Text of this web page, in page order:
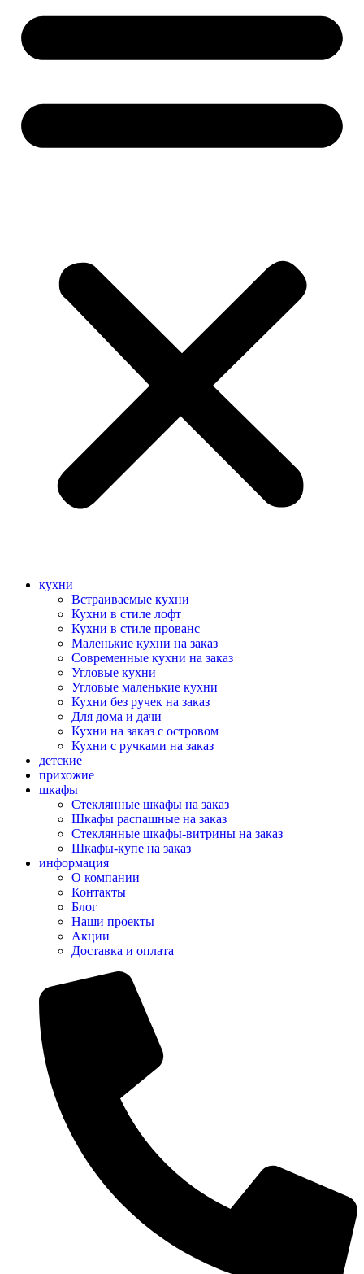
кухни
Встраиваемые кухни
Кухни в стиле лофт
Кухни в стиле прованс
Маленькие кухни на заказ
Современные кухни на заказ
Угловые кухни
Угловые маленькие кухни
Кухни без ручек на заказ
Для дома и дачи
Кухни на заказ с островом
Кухни с ручками на заказ
детские
прихожие
шкафы
Стеклянные шкафы на заказ
Шкафы распашные на заказ
Стеклянные шкафы-витрины на заказ
Шкафы-купе на заказ
информация
О компании
Контакты
Блог
Наши проекты
Акции
Доставка и оплата